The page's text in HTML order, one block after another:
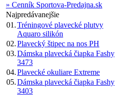
» Cenník Sportova-Predajna.sk
Najpredávanejšie
01.Tréningové plavecké plutvy
Aquaro silikón
02.Plavecký štipec na nos PH
03.Dámska plavecká čiapka Fashy
3473
04.Plavecké okuliare Extreme
05.Dámska plavecká čiapka Fashy
3403